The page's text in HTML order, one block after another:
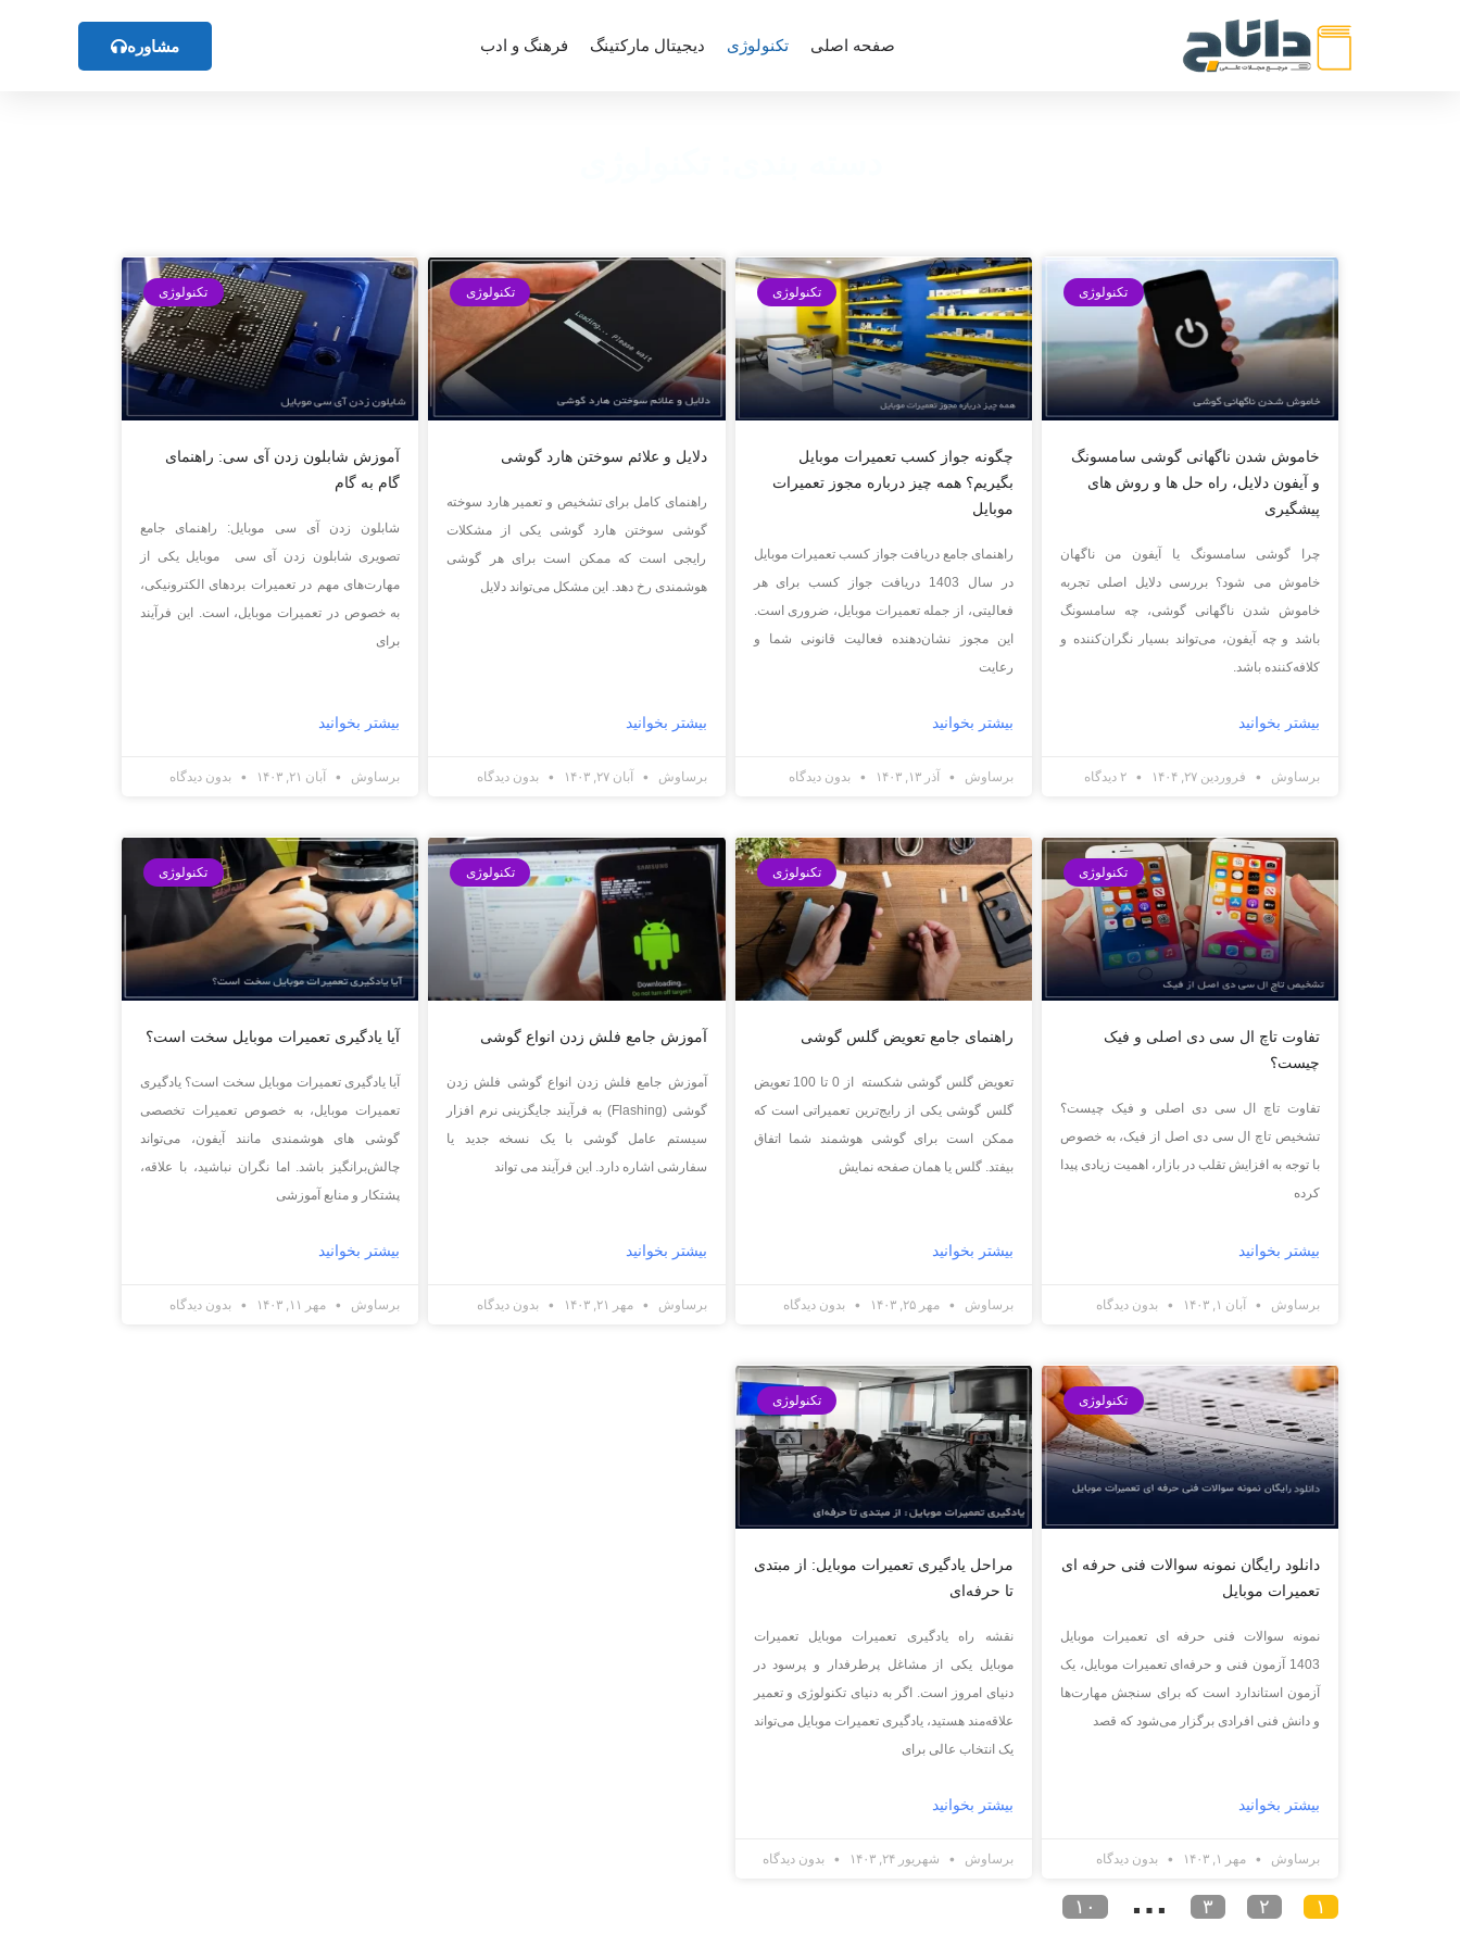
صفحه اصلی تکنولوژی دیجیتال مارکتینگ فرهنگ و ادب مشاوره
تکنولوژی
خاموش شدن ناگهانی گوشی سامسونگ
و آیفون دلایل، راه حل ها و روش های
پیشگیری
چرا گوشی سامسونگ یا آیفون من ناگهان
خاموش می شود؟ بررسی دلایل اصلی تجربه
خاموش شدن ناگهانی گوشی، چه سامسونگ
باشد و چه آیفون، می‌تواند بسیار نگران‌کننده و
کلافه‌کننده باشد.
بیشتر بخوانید
برساوش فروردین ۲۷, ۱۴۰۴
تکنولوژی
چگونه جواز کسب تعمیرات موبایل
بگیریم؟ همه چیز درباره مجوز تعمیرات
موبایل
راهنمای جامع دریافت جواز کسب تعمیرات موبایل
در سال 1403 دریافت جواز کسب برای هر
فعالیتی، از جمله تعمیرات موبایل، ضروری است.
این مجوز نشان‌دهنده فعالیت قانونی شما و
رعایت
بیشتر بخوانید
برساوش آذر ۱۳, ۱۴۰۳ بدون دیدگاه
تکنولوژی
دلایل و علائم سوختن هارد گوشی
راهنمای کامل برای تشخیص و تعمیر هارد سوخته
گوشی سوختن هارد گوشی یکی از مشکلات
رایجی است که ممکن است برای هر گوشی
هوشمندی رخ دهد. این مشکل می‌تواند دلایل
بیشتر بخوانید
برساوش آبان ۲۷, ۱۴۰۳ بدون دیدگاه
تکنولوژی
آموزش شابلون زدن آی سی: راهنمای
گام به گام
شابلون زدن آی سی موبایل: راهنمای جامع
تصویری شابلون زدن آی سی موبایل یکی از
مهارت‌های مهم در تعمیرات بردهای الکترونیکی،
به خصوص در تعمیرات موبایل، است. این فرآیند
برای
بیشتر بخوانید
برساوش آبان ۲۱, ۱۴۰۳ بدون دیدگاه
تکنولوژی
تفاوت تاچ ال سی دی اصلی و فیک
چیست؟
تفاوت تاچ ال سی دی اصلی و فیک چیست؟
تشخیص تاچ ال سی دی اصل از فیک، به خصوص
با توجه به افزایش تقلب در بازار، اهمیت زیادی پیدا
کرده
بیشتر بخوانید
برساوش آبان ۱, ۱۴۰۳ بدون دیدگاه
تکنولوژی
راهنمای جامع تعویض گلس گوشی
تعویض گلس گوشی شکسته از 0 تا 100 تعویض
گلس گوشی یکی از رایج‌ترین تعمیراتی است که
ممکن است برای گوشی هوشمند شما اتفاق
بیفتد. گلس یا همان صفحه نمایش
بیشتر بخوانید
برساوش مهر ۲۵, ۱۴۰۳ بدون دیدگاه
تکنولوژی
آموزش جامع فلش زدن انواع گوشی
آموزش جامع فلش زدن انواع گوشی فلش زدن
گوشی (Flashing) به فرآیند جایگزینی نرم افزار
سیستم عامل گوشی با یک نسخه جدید یا
سفارشی اشاره دارد. این فرآیند می تواند
بیشتر بخوانید
برساوش مهر ۲۱, ۱۴۰۳ بدون دیدگاه
تکنولوژی
آیا یادگیری تعمیرات موبایل سخت است؟
آیا یادگیری تعمیرات موبایل سخت است؟ یادگیری
تعمیرات موبایل، به خصوص تعمیرات تخصصی
گوشی های هوشمندی مانند آیفون، می‌تواند
چالش‌برانگیز باشد. اما نگران نباشید، با علاقه،
پشتکار و منابع آموزشی
بیشتر بخوانید
برساوش مهر ۱۱, ۱۴۰۳ بدون دیدگاه
تکنولوژی
دانلود رایگان نمونه سوالات فنی حرفه ای
تعمیرات موبایل
نمونه سوالات فنی حرفه ای تعمیرات موبایل
1403 آزمون فنی و حرفه‌ای تعمیرات موبایل، یک
آزمون استاندارد است که برای سنجش مهارت‌ها
و دانش فنی افرادی برگزار می‌شود که قصد
بیشتر بخوانید
برساوش مهر ۱, ۱۴۰۳ بدون دیدگاه
تکنولوژی
مراحل یادگیری تعمیرات موبایل: از مبتدی
تا حرفه‌ای
نقشه راه یادگیری تعمیرات موبایل تعمیرات
موبایل یکی از مشاغل پرطرفدار و پرسود در
دنیای امروز است. اگر به دنیای تکنولوژی و تعمیر
علاقه‌مند هستید، یادگیری تعمیرات موبایل می‌تواند
یک انتخاب عالی برای
بیشتر بخوانید
برساوش شهریور ۲۴, ۱۴۰۳ بدون دیدگاه
۱ ۲ ۳ … ۱۰